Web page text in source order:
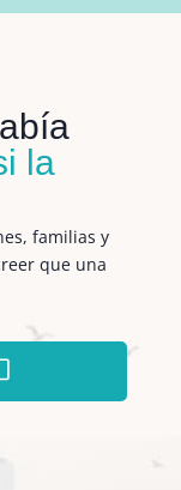
la
familias y
que una